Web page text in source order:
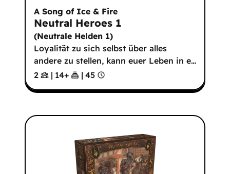
A Song of Ice & Fire
Neutral Heroes 1
(Neutrale Helden 1)
Loyalität zu sich selbst über alles
andere zu stellen, kann euer Leben in e…
2
| 14+ | 45